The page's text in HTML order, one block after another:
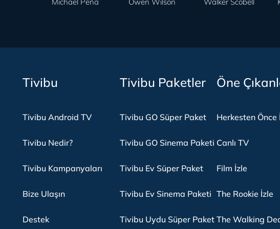
Tivibu
Tivibu Android TV
Tivibu Nedir?
Tivibu Kampanyaları
Bize Ulaşın
Destek
Tivibu Paketler
Tivibu GO Süper Paket
Tivibu GO Sinema Paketi
Tivibu Ev Süper Paket
Tivibu Ev Sinema Paketi
Tivibu Uydu Süper Paket
Öne
Herkesten Önce
Canlı TV
Film İzle
The Rookie İzle
The Walking